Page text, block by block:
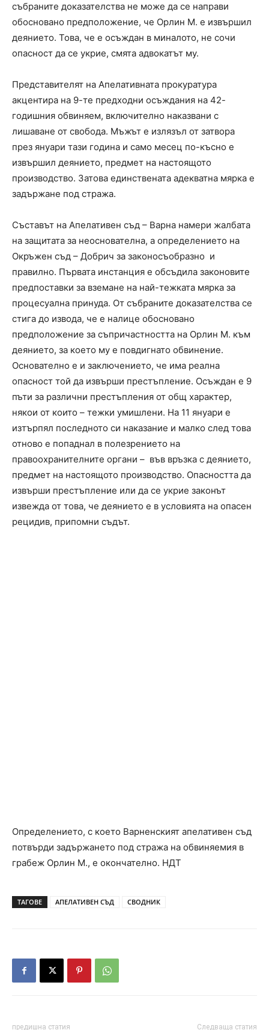
събраните доказателства не може да се направи
обосновано предположение, че Орлин М. е извършил
деянието. Това, че е осъждан в миналото, не сочи
опасност да се укрие, смята адвокатът му.
Представителят на Апелативната прокуратура
акцентира на 9-те предходни осъждания на 42-
годишния обвиняем, включително наказвани с
лишаване от свобода. Мъжът е излязъл от затвора
през януари тази година и само месец по-късно е
извършил деянието, предмет на настоящото
производство. Затова единствената адекватна мярка е
задържане под стража.
Съставът на Апелативен съд – Варна намери жалбата
на защитата за неоснователна, а определението на
Окръжен съд – Добрич за законосъобразно и
правилно. Първата инстанция е обсъдила законовите
предпоставки за вземане на най-тежката мярка за
процесуална принуда. От събраните доказателства се
стига до извода, че е налице обосновано
предположение за съпричастността на Орлин М. към
деянието, за което му е повдигнато обвинение.
Основателно е и заключението, че има реална
опасност той да извърши престъпление. Осъждан е 9
пъти за различни престъпления от общ характер,
някои от които – тежки умишлени. На 11 януари е
изтърпял последното си наказание и малко след това
отново е попаднал в полезрението на
правоохранителните органи – във връзка с деянието,
предмет на настоящото производство. Опасността да
извърши престъпление или да се укрие законът
извежда от това, че деянието е в условията на опасен
рецидив, припомни съдът.
Определението, с което Варненският апелативен съд
потвърди задържането под стража на обвиняемия в
грабеж Орлин М., е окончателно. НДТ
ТАГОВЕ АПЕЛАТИВЕН СЪД СВОДНИК
предишна статия Следваща статия